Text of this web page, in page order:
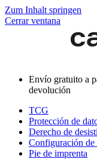
Zum Inhalt springen
Cerrar ventana
Envío gratuito a
devolución
TCG
Protección de
Derecho de
Configuración de
Pie de imprenta